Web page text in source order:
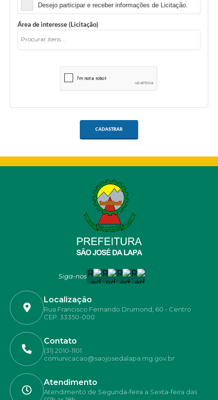
Desejo participar e receber informações de Licitação.
Área de interesse (Licitação)
CADASTRAR
Siga-nos
Localização
Rua Francisco Fernando Drumond, 60 - Centro
CEP: 33350-000
Contato
(31) 2010-1101
comunicacao@saojosedalapa.mg.gov.br
Atendimento
Atendimento de Segunda-feira a Sexta-feira das